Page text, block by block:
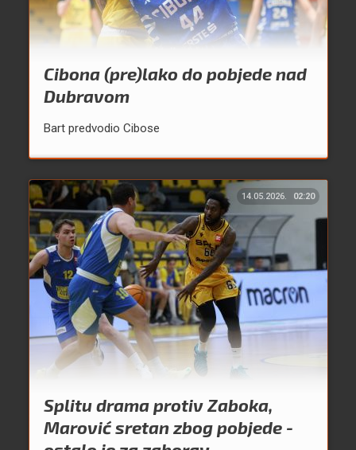
Cibona (pre)lako do pobjede nad
Dubravom
Bart predvodio Cibose
14.05.2026. 02:20
Splitu drama protiv Zaboka,
Marović sretan zbog pobjede -